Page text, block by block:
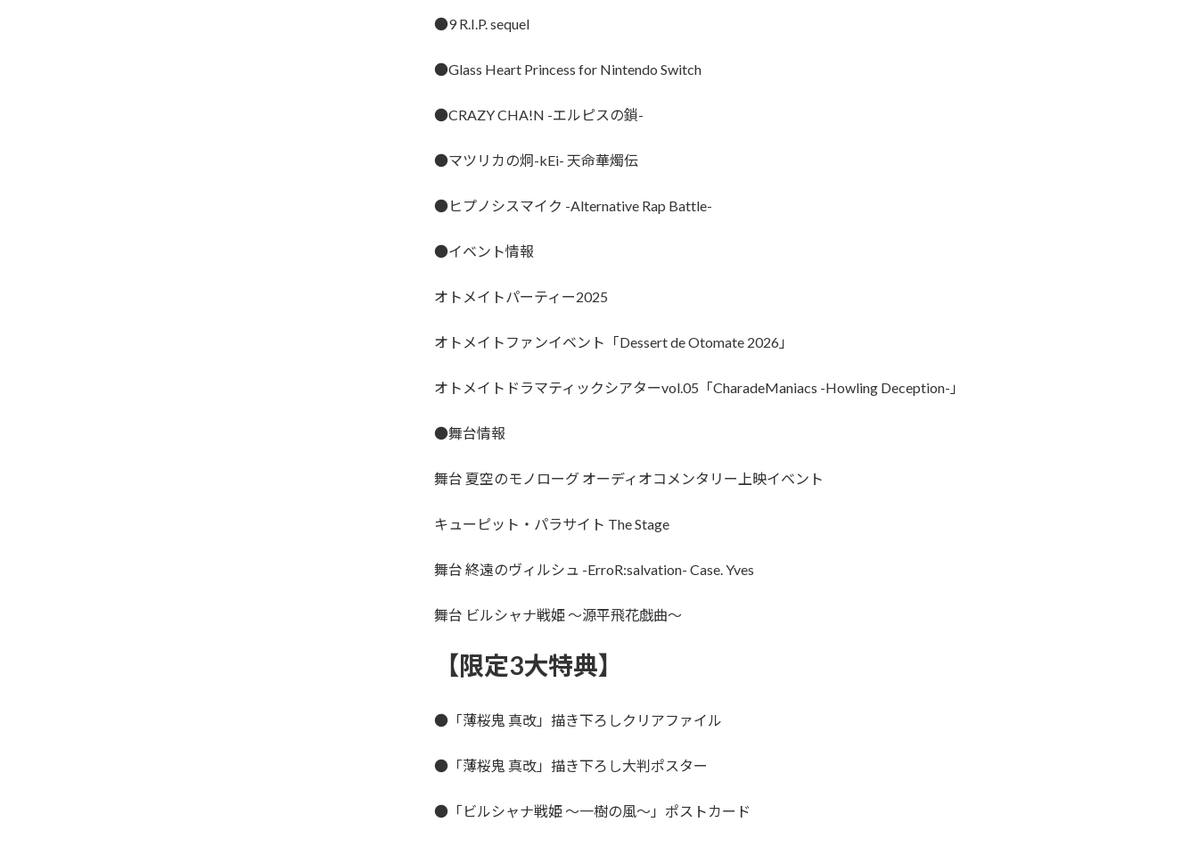
●9 R.I.P. sequel
●Glass Heart Princess for Nintendo Switch
●CRAZY CHA!N -エルピスの鎖-
●マツリカの炯-kEi- 天命華燭伝
●ヒプノシスマイク -Alternative Rap Battle-
●イベント情報
オトメイトパーティー2025
オトメイトファンイベント「Dessert de Otomate 2026」
オトメイトドラマティックシアターvol.05「CharadeManiacs -Howling Deception-」
●舞台情報
舞台 夏空のモノローグ オーディオコメンタリー上映イベント
キューピット・パラサイト The Stage
舞台 終遠のヴィルシュ -ErroR:salvation- Case. Yves
舞台 ビルシャナ戦姫 ～源平飛花戯曲～
【限定3大特典】
●「薄桜鬼 真改」描き下ろしクリアファイル
●「薄桜鬼 真改」描き下ろし大判ポスター
●「ビルシャナ戦姫 ～一樹の風～」ポストカード